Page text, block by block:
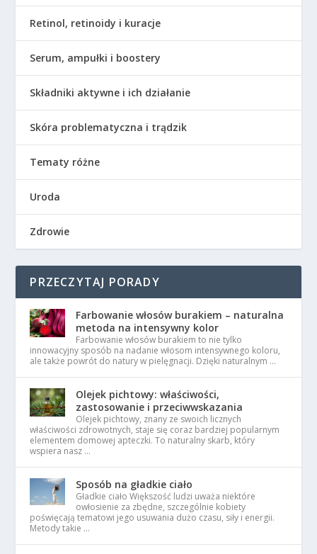
Retinol, retinoidy i kuracje
Serum, ampułki i boostery
Składniki aktywne i ich działanie
Skóra problematyczna i trądzik
Tematy różne
Uroda
Zdrowie
PRZECZYTAJ PORADY
Farbowanie włosów burakiem – naturalna
metoda na intensywny kolor
Farbowanie włosów burakiem to nie tylko
innowacyjny sposób na nadanie włosom intensywnego koloru,
ale także powrót do natury w pielęgnacji. Dzięki naturalnym …
Olejek pichtowy: właściwości,
zastosowanie i przeciwwskazania
Olejek pichtowy, znany ze swoich licznych
właściwości zdrowotnych, staje się coraz bardziej popularnym
elementem domowej apteczki. To naturalny skarb, który
wspiera nasz …
Sposób na gładkie ciało
Gładkie ciało Większość ludzi uważa niektóre
owłosienie za zbędne, szczególnie kobiety
poświęcają tematowi jego usuwania dużo czasu, siły i energii.
Metody takie …